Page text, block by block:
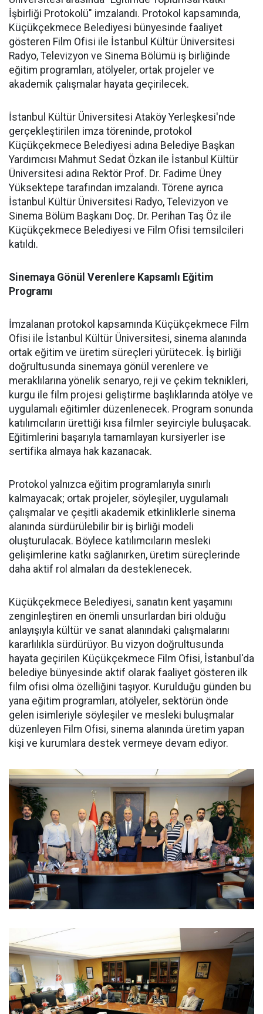
İşbirliği Protokolü" imzalandı. Protokol kapsamında,
Küçükçekmece Belediyesi bünyesinde faaliyet
gösteren Film Ofisi ile İstanbul Kültür Üniversitesi
Radyo, Televizyon ve Sinema Bölümü iş birliğinde
eğitim programları, atölyeler, ortak projeler ve
akademik çalışmalar hayata geçirilecek.
İstanbul Kültür Üniversitesi Ataköy Yerleşkesi'nde
gerçekleştirilen imza töreninde, protokol
Küçükçekmece Belediyesi adına Belediye Başkan
Yardımcısı Mahmut Sedat Özkan ile İstanbul Kültür
Üniversitesi adına Rektör Prof. Dr. Fadime Üney
Yüksektepe tarafından imzalandı. Törene ayrıca
İstanbul Kültür Üniversitesi Radyo, Televizyon ve
Sinema Bölüm Başkanı Doç. Dr. Perihan Taş Öz ile
Küçükçekmece Belediyesi ve Film Ofisi temsilcileri
katıldı.
Sinemaya Gönül Verenlere Kapsamlı Eğitim
Programı
İmzalanan protokol kapsamında Küçükçekmece Film
Ofisi ile İstanbul Kültür Üniversitesi, sinema alanında
ortak eğitim ve üretim süreçleri yürütecek. İş birliği
doğrultusunda sinemaya gönül verenlere ve
meraklılarına yönelik senaryo, reji ve çekim teknikleri,
kurgu ile film projesi geliştirme başlıklarında atölye ve
uygulamalı eğitimler düzenlenecek. Program sonunda
katılımcıların ürettiği kısa filmler seyirciyle buluşacak.
Eğitimlerini başarıyla tamamlayan kursiyerler ise
sertifika almaya hak kazanacak.
Protokol yalnızca eğitim programlarıyla sınırlı
kalmayacak; ortak projeler, söyleşiler, uygulamalı
çalışmalar ve çeşitli akademik etkinliklerle sinema
alanında sürdürülebilir bir iş birliği modeli
oluşturulacak. Böylece katılımcıların mesleki
gelişimlerine katkı sağlanırken, üretim süreçlerinde
daha aktif rol almaları da desteklenecek.
Küçükçekmece Belediyesi, sanatın kent yaşamını
zenginleştiren en önemli unsurlardan biri olduğu
anlayışıyla kültür ve sanat alanındaki çalışmalarını
kararlılıkla sürdürüyor. Bu vizyon doğrultusunda
hayata geçirilen Küçükçekmece Film Ofisi, İstanbul'da
belediye bünyesinde aktif olarak faaliyet gösteren ilk
film ofisi olma özelliğini taşıyor. Kurulduğu günden bu
yana eğitim programları, atölyeler, sektörün önde
gelen isimleriyle söyleşiler ve mesleki buluşmalar
düzenleyen Film Ofisi, sinema alanında üretim yapan
kişi ve kurumlara destek vermeye devam ediyor.